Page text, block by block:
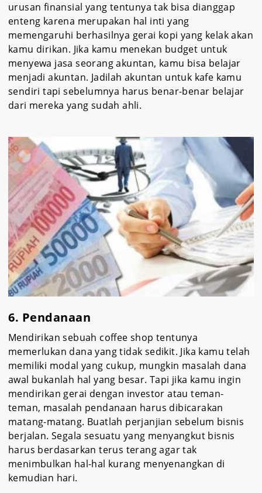
urusan finansial yang tentunya tak bisa dianggap
enteng karena merupakan hal inti yang
memengaruhi berhasilnya gerai kopi yang kelak akan
kamu dirikan. Jika kamu menekan budget untuk
menyewa jasa seorang akuntan, kamu bisa belajar
menjadi akuntan. Jadilah akuntan untuk kafe kamu
sendiri tapi sebelumnya harus benar-benar belajar
dari mereka yang sudah ahli.
6. Pendanaan
Mendirikan sebuah coffee shop tentunya
memerlukan dana yang tidak sedikit. Jika kamu telah
memiliki modal yang cukup, mungkin masalah dana
awal bukanlah hal yang besar. Tapi jika kamu ingin
mendirikan gerai dengan investor atau teman-
teman, masalah pendanaan harus dibicarakan
matang-matang. Buatlah perjanjian sebelum bisnis
berjalan. Segala sesuatu yang menyangkut bisnis
harus berdasarkan terus terang agar tak
menimbulkan hal-hal kurang menyenangkan di
kemudian hari.